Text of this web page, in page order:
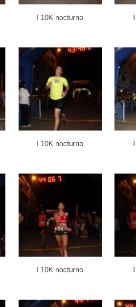
I 10K nocturno
I 10K nocturno
I 10K nocturno